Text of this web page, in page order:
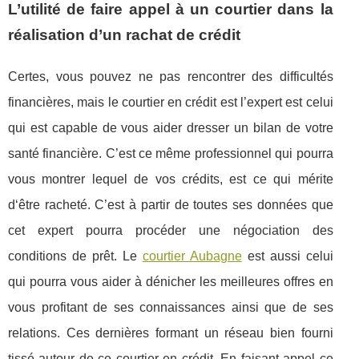
L’utilité de faire appel à un courtier dans la
réalisation d’un rachat de crédit
Certes, vous pouvez ne pas rencontrer des difficultés
financières, mais le courtier en crédit est l’expert est celui
qui est capable de vous aider dresser un bilan de votre
santé financière. C’est ce même professionnel qui pourra
vous montrer lequel de vos crédits, est ce qui mérite
d‘être racheté. C’est à partir de toutes ses données que
cet expert pourra procéder une négociation des
conditions de prêt. Le courtier Aubagneest aussi celui
qui pourra vous aider à dénicher les meilleures offres en
vous profitant de ses connaissances ainsi que de ses
relations. Ces dernières formant un réseau bien fourni